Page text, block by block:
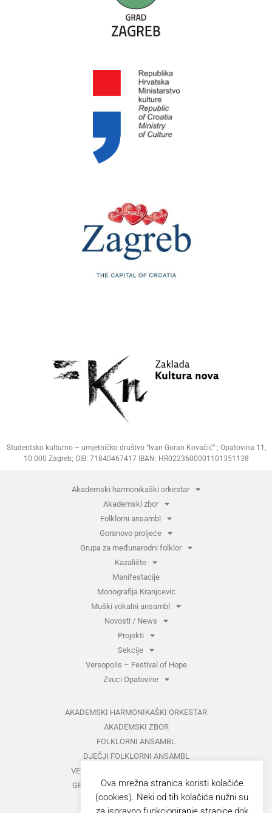
Studentsko kulturno – umjetničko društvo “Ivan Goran Kovačić” ; Opatovina 11,
10 000 Zagreb; OIB: 71840467417 IBAN: HR0223600001101351138
Akademski harmonikaški orkestar
Akademski zbor
Folklorni ansambl
Goranovo proljeće
Grupa za međunarodni folklor
Kazalište
Manifestacije
Monografija Kranjcevic
Muški vokalni ansambl
Novosti / News
Projekti
Sekcije
Versopolis – Festival of Hope
Zvuci Opatovine
AKADEMSKI HARMONIKAŠKI ORKESTAR
AKADEMSKI ZBOR
FOLKLORNI ANSAMBL
DJEČJI FOLKLORNI ANSAMBL
VETERANI FOLKLORNOG ANSAMBLA
GRUPA ZA MEĐUNARODNI FOLKLOR
KAZALIŠTE
Ova mrežna stranica koristi kolačiće
(cookies). Neki od tih kolačića nužni su